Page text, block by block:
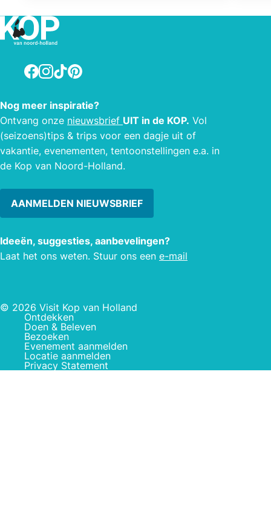
televisie, wifi, een gezellige zit en
eethoek en aansluitend een open
keuken. Het hele appartement is
uit de tuindeuren meteen op uw eigen
beginnen met een ontbijt.
Facebook
Instagram
TikTokPinterest
Nog meer inspiratie?
Ontvang onze nieuwsbrief UIT in de KOP. Vol
(seizoens)tips & trips voor een dagje uit of
vakantie, evenementen, tentoonstellingen e.a. in
de Kop van Noord-Holland.
AANMELDEN NIEUWSBRIEF
Ideeën, suggesties, aanbevelingen?
Laat het ons weten. Stuur ons een e-mail
© 2026 Visit Kop van Holland
Ontdekken
Doen & Beleven
Bezoeken
Evenement aanmelden
Locatie aanmelden
Privacy Statement